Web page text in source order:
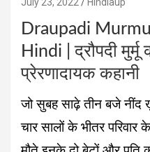
Draupadi
Hindi | द्रौपदी
प्रेरणादायक कहानी
जो सुबह साढ़े तीन बजे नींद
चार सालों के भीतर परिवार